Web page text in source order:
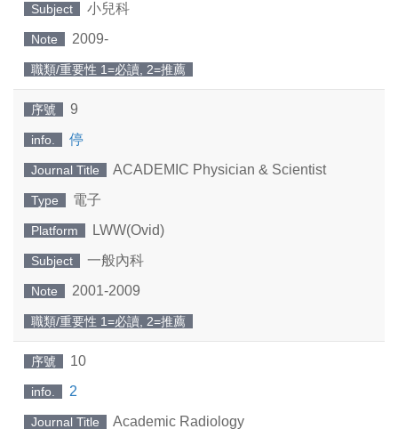
Subject 小兒科
Note 2009-
職類/重要性 1=必讀, 2=推薦
序號 9
info. 停
Journal Title ACADEMIC Physician & Scientist
Type 電子
Platform LWW(Ovid)
Subject 一般內科
Note 2001-2009
職類/重要性 1=必讀, 2=推薦
序號 10
info. 2
Journal Title Academic Radiology